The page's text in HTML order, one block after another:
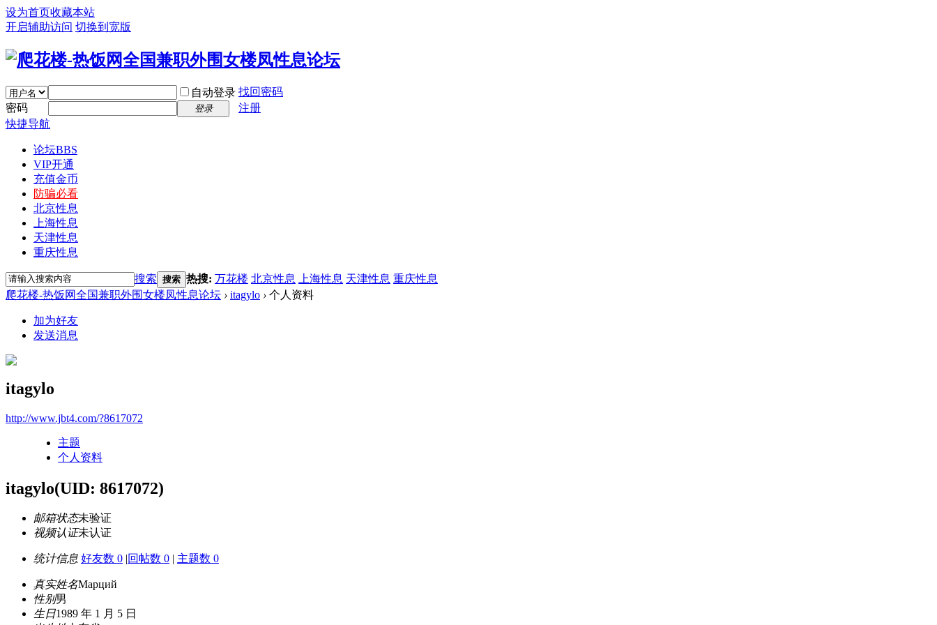
设为首页收藏本站
开启辅助访问 切换到宽版
自动登录 找回密码
密码
登录
注册
快捷导航
论坛BBS
VIP开通
充值金币
防骗必看
北京性息
上海性息
天津性息
重庆性息
搜索 搜索 热搜: 万花楼 北京性息 上海性息 天津性息 重庆性息
爬花楼-热饭网全国兼职外围女楼凤性息论坛 › itagylo › 个人资料
加为好友
发送消息
itagylo
http://www.jbt4.com/?8617072
主题
个人资料
itagylo(UID: 8617072)
邮箱状态未验证
视频认证未认证
统计信息 好友数 0 |回帖数 0 | 主题数 0
真实姓名Марций
性别男
生日1989 年 1 月 5 日